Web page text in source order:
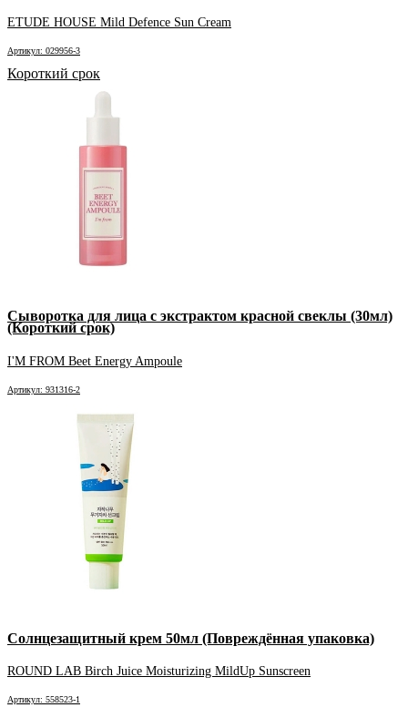
ETUDE HOUSE Mild Defence Sun Cream
Артикул: 029956-3
Короткий срок
Сыворотка для лица с экстрактом красной свеклы (30мл)
(Короткий срок)
I'M FROM Beet Energy Ampoule
Артикул: 931316-2
Солнцезащитный крем 50мл (Повреждённая упаковка)
ROUND LAB Birch Juice Moisturizing MildUp Sunscreen
Артикул: 558523-1